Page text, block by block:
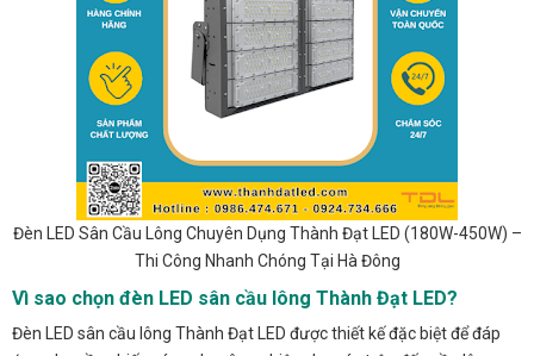
Đèn LED Sân Cầu Lông Chuyên Dụng Thành Đạt LED (180W-450W) –
Thi Công Nhanh Chóng Tại Hà Đông
Vì sao chọn đèn LED sân cầu lông Thành Đạt LED?
Đèn LED sân cầu lông Thành Đạt LED được thiết kế đặc biệt để đáp